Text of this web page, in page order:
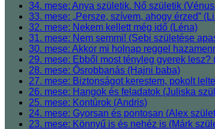
34. mese: Anya születik. Nő születik
33. mese: „Persze, szívem, ahogy érzed”
32. mese: Nekem kellett még idő (Léna)
31. mese: Nem semmi! (Sebi születése
30. mese: Akkor mi holnap reggel
29. mese: Ebből most tényleg gyerek lesz?
28. mese: Ősrobbanás (Hajni baba)
27. mese: Biztonságot kerestem, pokolt
26. mese: Hangok és feladatok (Juliska
25. mese: Kontúrok (Andris)
24. mese: Gyorsan és pontosan (Alex
23. mese: Könnyű is és nehéz is (Márk